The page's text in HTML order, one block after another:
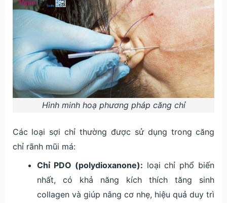
Hình minh hoạ phương pháp căng chỉ
Các loại sợi chỉ thường được sử dụng trong căng
chỉ rãnh mũi má:
Chỉ PDO (polydioxanone): loại chỉ phổ biến
nhất, có khả năng kích thích tăng sinh
collagen và giúp nâng cơ nhẹ, hiệu quả duy trì